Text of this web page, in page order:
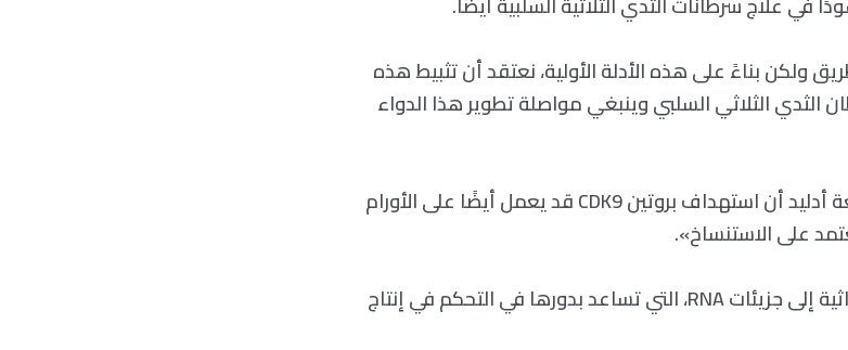
ولكن بناءً على هذه الأدلة الأولية، نعتقد أن تثبيط هذه
الثدي الثلاثي السلبي وينبغي مواصلة تطوير هذا الدواء
كما تعتقد هي وفريقها في جامعة أدليد أن استهداف بروتين CDK9 قد يعمل أيضًا على الأورام
على الاستنساخ».
الاستنساخ هو نسخ التعليمات الوراثية إلى جزيئات RNA، التي تساعد بدورها في التحكم في إنتاج